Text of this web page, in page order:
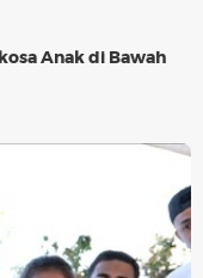
Anak di Bawah